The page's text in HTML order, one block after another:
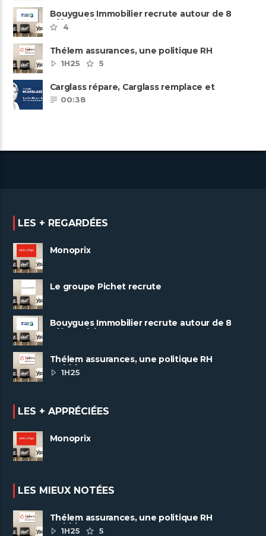
Bouygues Immobilier recrute autour de 8
pôles métiers
4
Thélem assurances, une politique RH
ambitieuse
1H25 5
Carglass répare, Carglass remplace et
Carglass embauche également.
00:38
LES + REGARDÉES
Monoprix
Le groupe Pichet recrute
Bouygues Immobilier recrute autour de 8
pôles métiers
Thélem assurances, une politique RH
ambitieuse
1H25
LES + APPRÉCIÉES
Monoprix
LES MIEUX NOTÉES
Thélem assurances, une politique RH
ambitieuse
1H25 5